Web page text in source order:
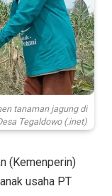
tanaman jagung di
Tegaldowo (.inet)
(Kemenperin)
usaha PT